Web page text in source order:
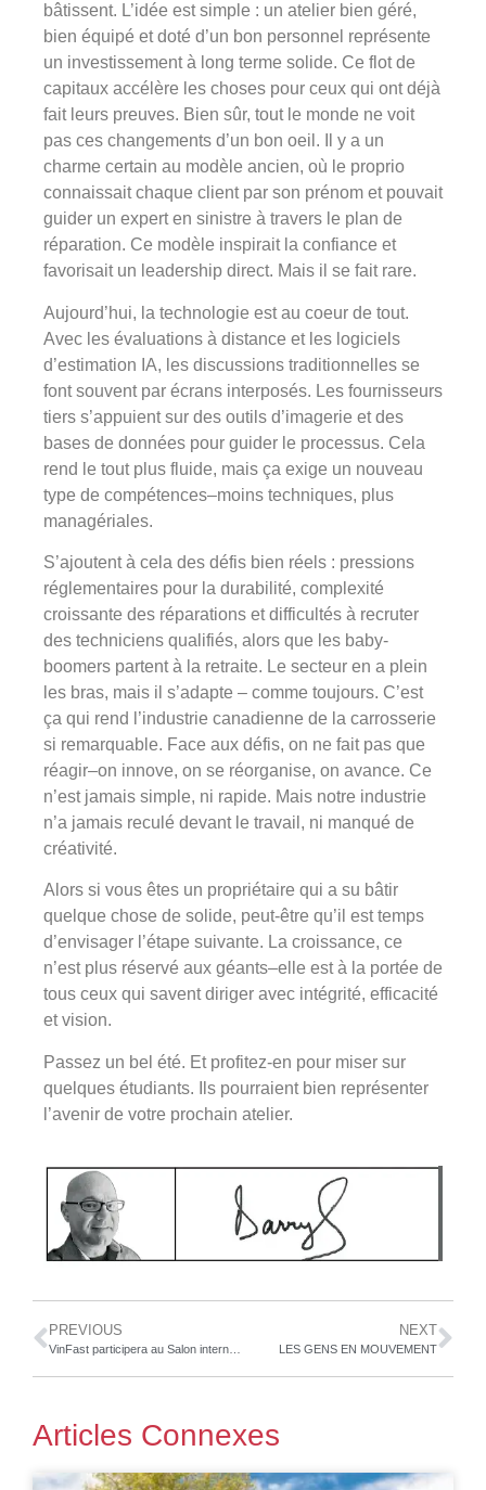
bâtissent. L’idée est simple : un atelier bien géré,
bien équipé et doté d’un bon personnel représente
un investissement à long terme solide. Ce flot de
capitaux accélère les choses pour ceux qui ont déjà
fait leurs preuves. Bien sûr, tout le monde ne voit
pas ces changements d’un bon oeil. Il y a un
charme certain au modèle ancien, où le proprio
connaissait chaque client par son prénom et pouvait
guider un expert en sinistre à travers le plan de
réparation. Ce modèle inspirait la confiance et
favorisait un leadership direct. Mais il se fait rare.
Aujourd’hui, la technologie est au coeur de tout.
Avec les évaluations à distance et les logiciels
d’estimation IA, les discussions traditionnelles se
font souvent par écrans interposés. Les fournisseurs
tiers s’appuient sur des outils d’imagerie et des
bases de données pour guider le processus. Cela
rend le tout plus fluide, mais ça exige un nouveau
type de compétences–moins techniques, plus
managériales.
S’ajoutent à cela des défis bien réels : pressions
réglementaires pour la durabilité, complexité
croissante des réparations et difficultés à recruter
des techniciens qualifiés, alors que les baby-
boomers partent à la retraite. Le secteur en a plein
les bras, mais il s’adapte – comme toujours. C’est
ça qui rend l’industrie canadienne de la carrosserie
si remarquable. Face aux défis, on ne fait pas que
réagir–on innove, on se réorganise, on avance. Ce
n’est jamais simple, ni rapide. Mais notre industrie
n’a jamais reculé devant le travail, ni manqué de
créativité.
Alors si vous êtes un propriétaire qui a su bâtir
quelque chose de solide, peut-être qu’il est temps
d’envisager l’étape suivante. La croissance, ce
n’est plus réservé aux géants–elle est à la portée de
tous ceux qui savent diriger avec intégrité, efficacité
et vision.
Passez un bel été. Et profitez-en pour miser sur
quelques étudiants. Ils pourraient bien représenter
l’avenir de votre prochain atelier.
PREVIOUS NEXT
LES GENS EN MOUVEMENT
Articles Connexes